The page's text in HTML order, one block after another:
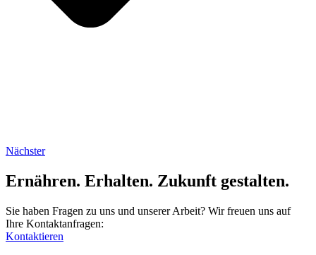
Nächster
Ernähren. Erhalten. Zukunft gestalten.
Sie haben Fragen zu uns und unserer Arbeit? Wir freuen uns auf
Ihre Kontaktanfragen:
Kontaktieren